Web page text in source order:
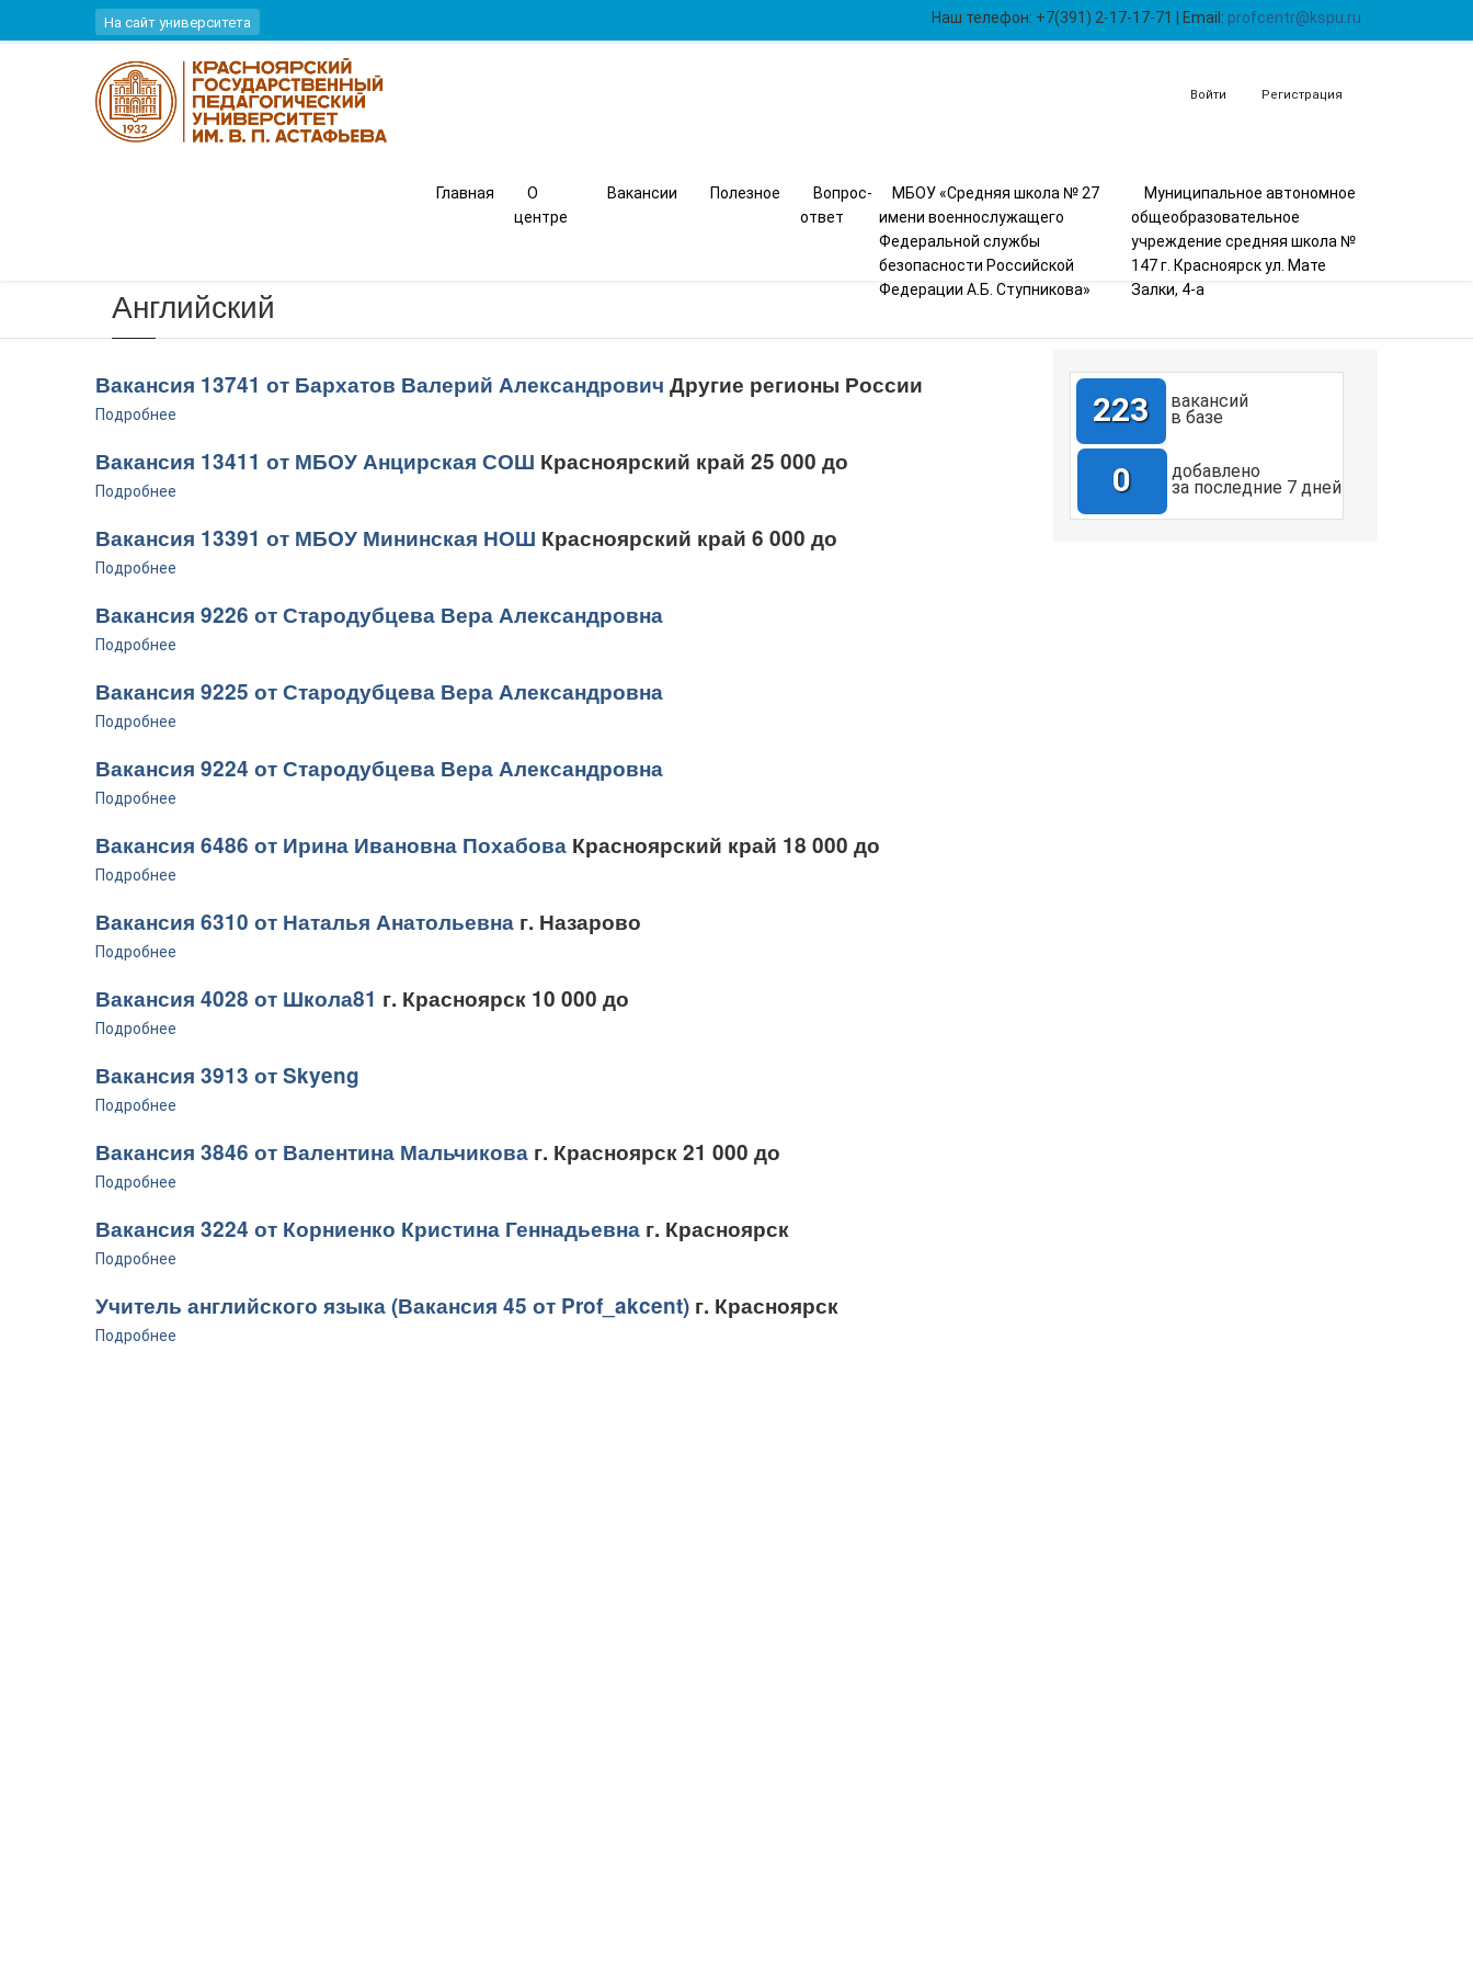
Перейти к основному содержанию
На сайт университета Наш телефон: +7(391) 2-17-17-71 | Email: profcentr@kspu.ru
Войти Регистрация
Главная
О
центре
Вакансии Полезное
Вопрос-
ответ
МБОУ «Средняя школа № 27
имени военнослужащего
Федеральной службы
безопасности Российской
Федерации А.Б. Ступникова»
Муниципальное автономное
общеобразовательное
учреждение средняя школа №
147 г. Красноярск ул. Мате
Залки, 4-а
Английский
Вакансия 13741 от Бархатов Валерий Александрович Другие регионы России
Подробнее
Вакансия 13411 от МБОУ Анцирская СОШ Красноярский край 25 000 до
Подробнее
Вакансия 13391 от МБОУ Мининская НОШ Красноярский край 6 000 до
Подробнее
Вакансия 9226 от Стародубцева Вера Александровна
Подробнее
Вакансия 9225 от Стародубцева Вера Александровна
Подробнее
Вакансия 9224 от Стародубцева Вера Александровна
Подробнее
Вакансия 6486 от Ирина Ивановна Похабова Красноярский край 18 000 до
Подробнее
Вакансия 6310 от Наталья Анатольевна г. Назарово
Подробнее
Вакансия 4028 от Школа81 г. Красноярск 10 000 до
Подробнее
Вакансия 3913 от Skyeng
Подробнее
Вакансия 3846 от Валентина Мальчикова г. Красноярск 21 000 до
Подробнее
Вакансия 3224 от Корниенко Кристина Геннадьевна г. Красноярск
Подробнее
Учитель английского языка (Вакансия 45 от Prof_akcent) г. Красноярск
Подробнее
223 вакансий
в базе
0 добавлено
за последние 7 дней